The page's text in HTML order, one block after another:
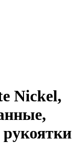
Nickel,